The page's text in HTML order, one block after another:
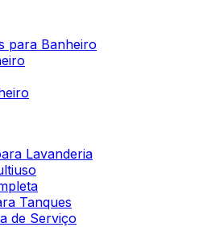
para Banheiro
Lavanderia
Tanques
de Serviço